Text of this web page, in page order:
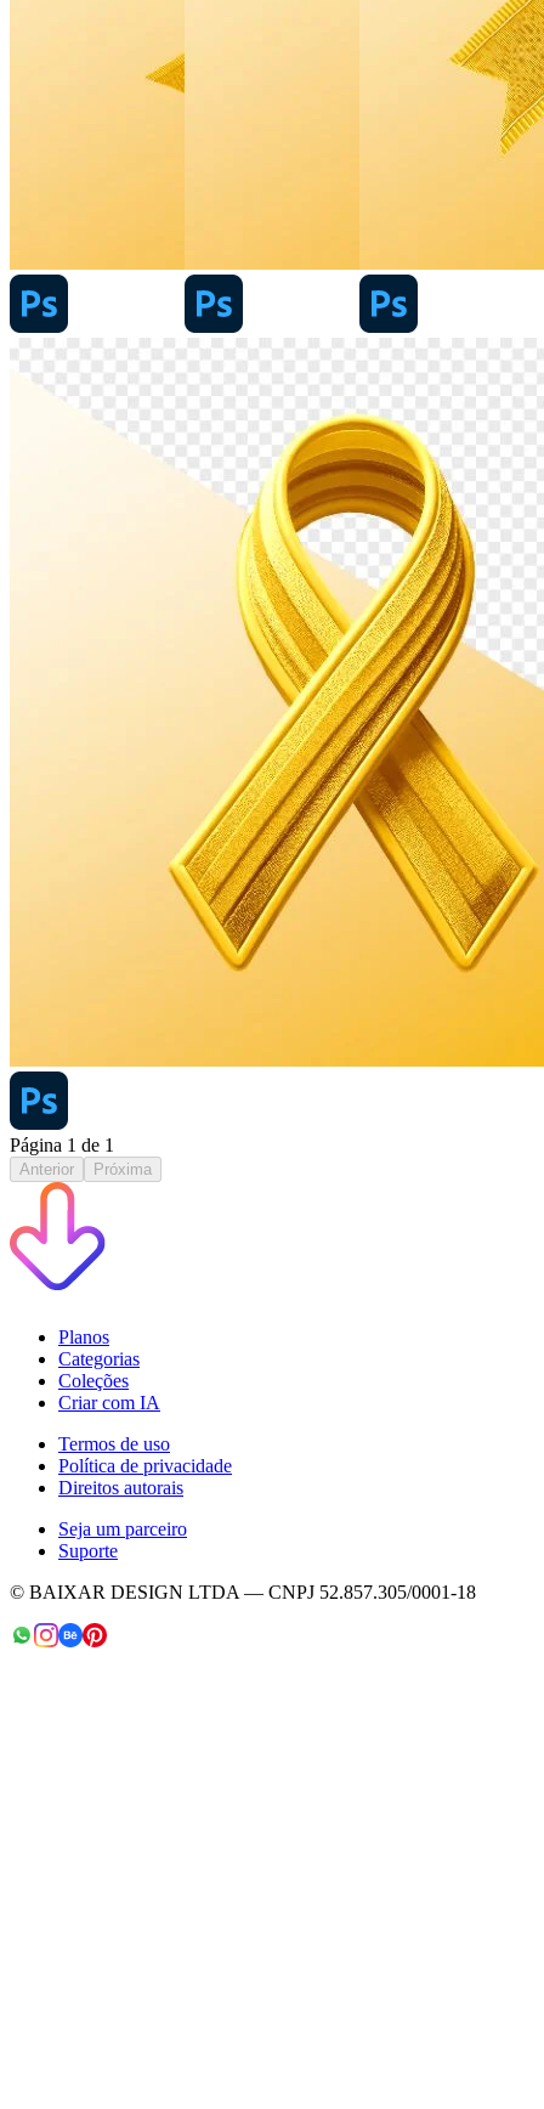
Página 1 de 1
Anterior Próxima
Planos
Categorias
Coleções
Criar com IA
Termos de uso
Política de privacidade
Direitos autorais
Seja um parceiro
Suporte
© BAIXAR DESIGN LTDA — CNPJ 52.857.305/0001-18